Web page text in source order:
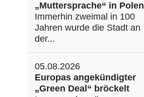
„Muttersprache“ in Polen
Immerhin zweimal in 100
Jahren wurde die Stadt an
der...
05.08.2026
Europas angekündigter
„Green Deal“ bröckelt